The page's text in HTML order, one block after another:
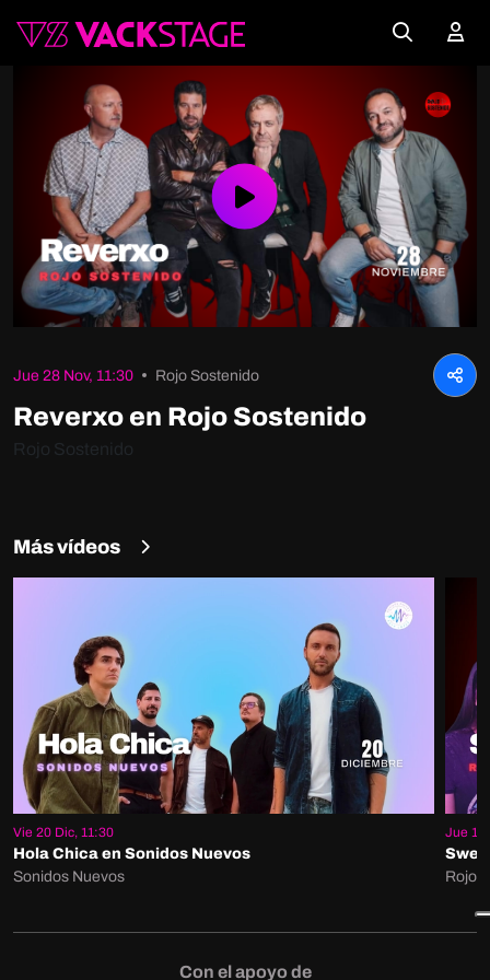
Play
Video
Jue 28 Nov, 11:30 Rojo Sostenido
Reverxo en Rojo Sostenido
Rojo Sostenido
Más vídeos
Vie 20 Dic, 11:30
Hola Chica en Sonidos Nuevos
Sonidos Nuevos
Jue 19
Rojo
Con el apoyo de